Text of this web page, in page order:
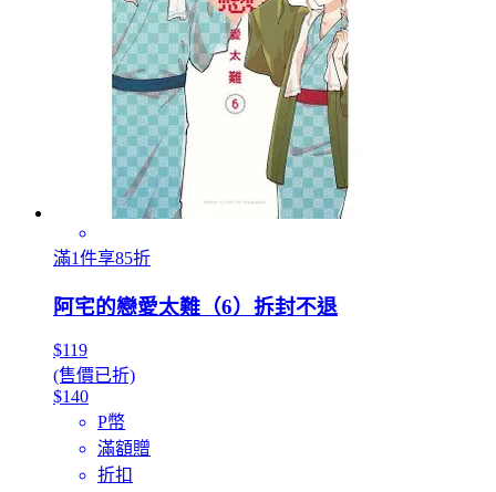
滿1件享85折
阿宅的戀愛太難（6）拆封不退
$119
(售價已折)
$140
P幣
滿額贈
折扣